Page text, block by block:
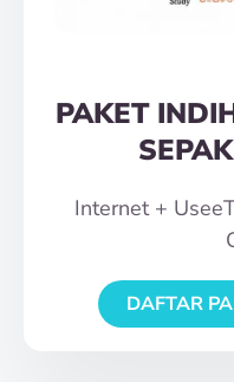
PAKET
Internet +
DAFTAR